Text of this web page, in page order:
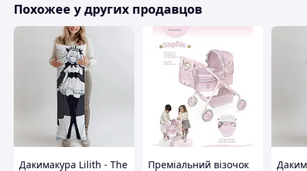
Похожее у других продавцов
Дакимакура Lilith - The
Преміальний візочок